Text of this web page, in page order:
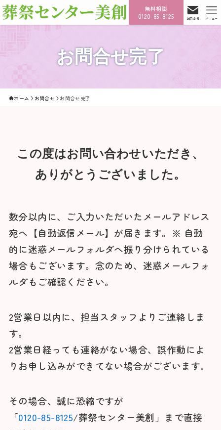
無料相談
0120-85-8125 お問合せ メニュー
お問合せ完了
ホーム お問合せ お問合せ完了
この度はお問い合わせいただき、
ありがとうございました。
数分以内に、ご入力いただいたメールアドレス
宛へ【自動返信メール】が届きます。※ 自動
的に迷惑メールフォルダへ振り分けられている
場合もございます。念のため、迷惑メールフォ
ルダもご確認ください。
2営業日以内に、担当スタッフよりご連絡しま
す。
2営業日経っても連絡がない場合、誤作動によ
りお申し込みができてない場合がございます。
その場合、誠に恐縮ですが
「0120-85-8125/葬祭センター美創」まで直接